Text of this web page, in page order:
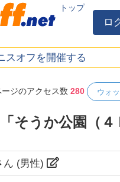
トップ
ロ
スオフを開催する
ージのアクセス数280 ウォ
そうか公園（
ん (男性)